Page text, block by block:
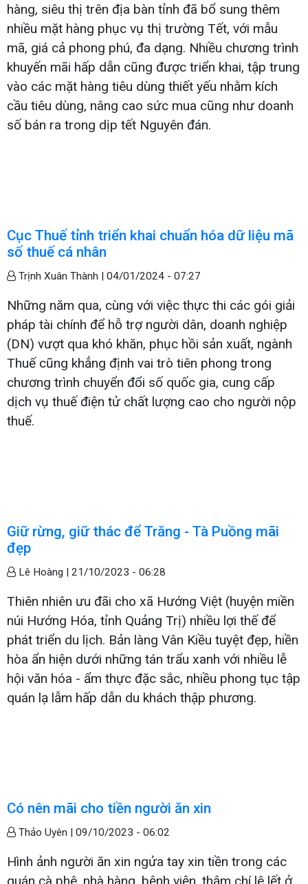
hàng, siêu thị trên địa bàn tỉnh đã bổ sung thêm
nhiều mặt hàng phục vụ thị trường Tết, với mẫu
mã, giá cả phong phú, đa dạng. Nhiều chương trình
khuyến mãi hấp dẫn cũng được triển khai, tập trung
vào các mặt hàng tiêu dùng thiết yếu nhằm kích
cầu tiêu dùng, nâng cao sức mua cũng như doanh
số bán ra trong dịp tết Nguyên đán.
Cục Thuế tỉnh triển khai chuẩn hóa dữ liệu mã
số thuế cá nhân
Trịnh Xuân Thành | 04/01/2024 - 07:27
Những năm qua, cùng với việc thực thi các gói giải
pháp tài chính để hỗ trợ người dân, doanh nghiệp
(DN) vượt qua khó khăn, phục hồi sản xuất, ngành
Thuế cũng khẳng định vai trò tiên phong trong
chương trình chuyển đổi số quốc gia, cung cấp
dịch vụ thuế điện tử chất lượng cao cho người nộp
thuế.
Giữ rừng, giữ thác để Trăng - Tà Puồng mãi
đẹp
Lê Hoàng | 21/10/2023 - 06:28
Thiên nhiên ưu đãi cho xã Hướng Việt (huyện miền
núi Hướng Hóa, tỉnh Quảng Trị) nhiều lợi thế để
phát triển du lịch. Bản làng Vân Kiều tuyệt đẹp, hiền
hòa ẩn hiện dưới những tán trẩu xanh với nhiều lễ
hội văn hóa - ẩm thực đặc sắc, nhiều phong tục tập
quán lạ lẫm hấp dẫn du khách thập phương.
Có nên mãi cho tiền người ăn xin
Thảo Uyên | 09/10/2023 - 06:02
Hình ảnh người ăn xin ngửa tay xin tiền trong các
quán cà phê, nhà hàng, bệnh viện, thậm chí lê lết ở